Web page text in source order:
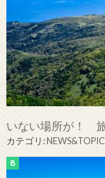
いない場所が！
カテゴリ: